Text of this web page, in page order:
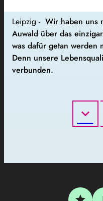
Leipzig - Wir haben uns
Auwald über das
was dafür getan werden
Denn unsere
verbunden.